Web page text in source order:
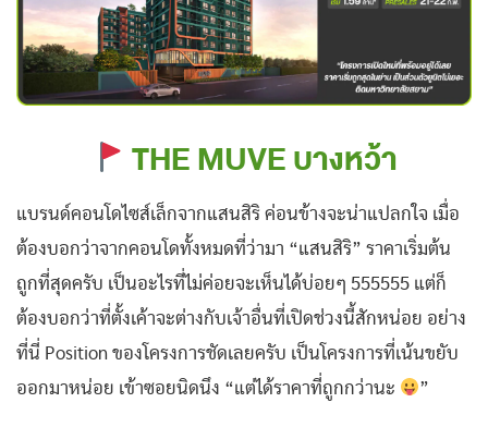
THE MUVE บางหว้า
แบรนด์คอนโดไซส์เล็กจากแสนสิริ ค่อนข้างจะน่าแปลกใจ เมื่อ
ต้องบอกว่าจากคอนโดทั้งหมดที่ว่ามา “แสนสิริ” ราคาเริ่มต้น
ถูกที่สุดครับ เป็นอะไรที่ไม่ค่อยจะเห็นได้บ่อยๆ 555555 แต่ก็
ต้องบอกว่าที่ตั้งเค้าจะต่างกับเจ้าอื่นที่เปิดช่วงนี้สักหน่อย อย่าง
ที่นี่ Position ของโครงการชัดเลยครับ เป็นโครงการที่เน้นขยับ
ออกมาหน่อย เข้าซอยนิดนึง “แต่ได้ราคาที่ถูกกว่านะ
”